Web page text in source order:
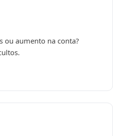
ou aumento na conta?